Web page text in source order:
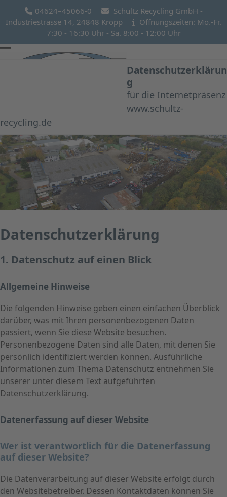
to
04624–45066-0
Schultz Recycling GmbH -
Industriestrasse 14, 24848 Kropp
Öffnungszeiten: Mo.-Fr.
7:30 - 16:30 Uhr - Sa. 8:00 - 12:00 Uhr
Open
Close
Datenschutzerklärun
g
für die Internetpräsenz
www.schultz-
recycling.de
Datenschutz­erklärung
1. Datenschutz auf einen Blick
Allgemeine Hinweise
Die folgenden Hinweise geben einen einfachen Überblick
darüber, was mit Ihren personenbezogenen Daten
passiert, wenn Sie diese Website besuchen.
Personenbezogene Daten sind alle Daten, mit denen Sie
persönlich identifiziert werden können. Ausführliche
Informationen zum Thema Datenschutz entnehmen Sie
unserer unter diesem Text aufgeführten
Datenschutzerklärung.
Datenerfassung auf dieser Website
Wer ist verantwortlich für die Datenerfassung
auf dieser Website?
Die Datenverarbeitung auf dieser Website erfolgt durch
den Websitebetreiber. Dessen Kontaktdaten können Sie